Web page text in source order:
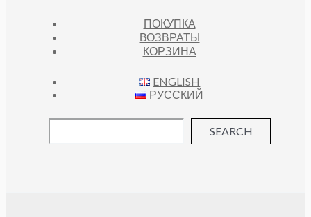
ПОКУПКА
ВОЗВРАТЫ
КОРЗИНА
ENGLISH
РУССКИЙ
SEARCH